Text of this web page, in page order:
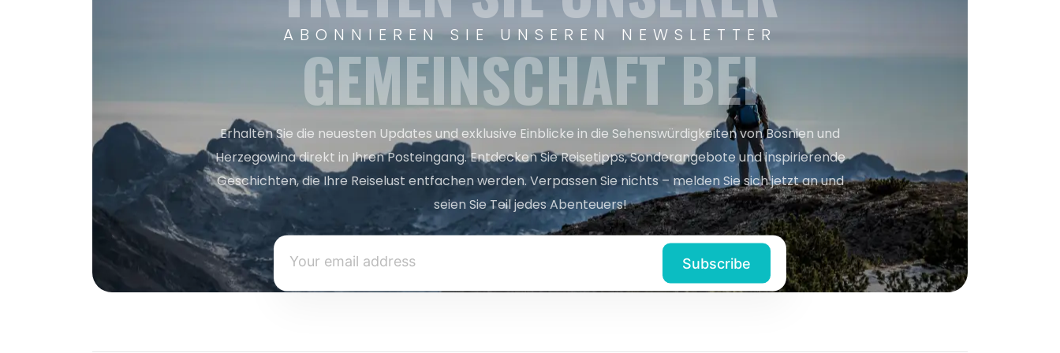
ABONNIEREN SIE UNSEREN NEWSLETTER
GEMEINSCHAFT BEI
Erhalten Sie die neuesten Updates und exklusive Einblicke in die Sehenswürdigkeiten von Bosnien und
Herzegowina direkt in Ihren Posteingang. Entdecken Sie Reisetipps, Sonderangebote und inspirierende
Geschichten, die Ihre Reiselust entfachen werden. Verpassen Sie nichts – melden Sie sich jetzt an und
seien Sie Teil jedes Abenteuers!